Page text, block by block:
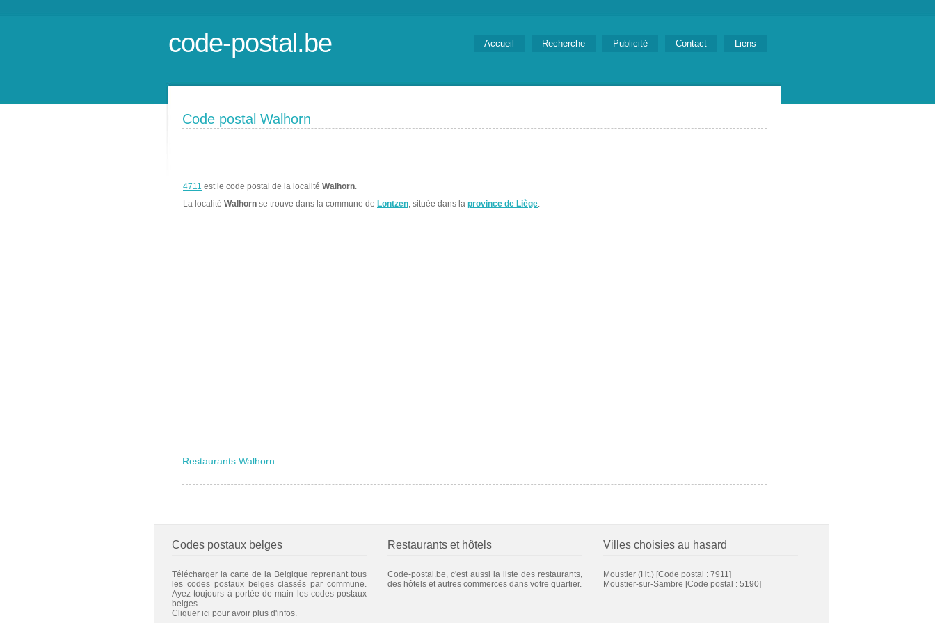
code-postal.be Accueil Recherche Publicité Contact Liens
Code postal Walhorn
4711 est le code postal de la localité Walhorn.
La localité Walhorn se trouve dans la commune de Lontzen, située dans la province de Liège.
Restaurants Walhorn
Codes postaux belges
Télécharger la carte de la Belgique reprenant tous
les codes postaux belges classés par commune.
Ayez toujours à portée de main les codes postaux
belges.
Cliquer ici pour avoir plus d'infos.
Restaurants et hôtels
Code-postal.be, c'est aussi la liste des restaurants,
des hôtels et autres commerces dans votre quartier.
Villes choisies au hasard
Moustier (Ht.) [Code postal : 7911]
Moustier-sur-Sambre [Code postal : 5190]